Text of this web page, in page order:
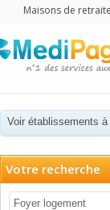
Maisons de retraite
Voir établissements
Votre recherche
Foyer logement